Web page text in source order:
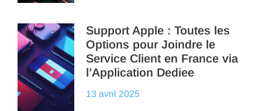
Support Apple : Toutes les
Options pour Joindre le
Service Client en France via
l’Application Dediee
13 avril 2025